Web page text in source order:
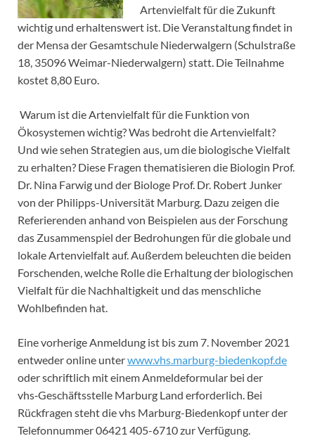
Artenvielfalt für die Zukunft
wichtig und erhaltenswert ist. Die Veranstaltung findet in
der Mensa der Gesamtschule Niederwalgern (Schulstraße
18, 35096 Weimar-Niederwalgern) statt. Die Teilnahme
kostet 8,80 Euro.
Warum ist die Artenvielfalt für die Funktion von
Ökosystemen wichtig? Was bedroht die Artenvielfalt?
Und wie sehen Strategien aus, um die biologische Vielfalt
zu erhalten? Diese Fragen thematisieren die Biologin Prof.
Dr. Nina Farwig und der Biologe Prof. Dr. Robert Junker
von der Philipps-Universität Marburg. Dazu zeigen die
Referierenden anhand von Beispielen aus der Forschung
das Zusammenspiel der Bedrohungen für die globale und
lokale Artenvielfalt auf. Außerdem beleuchten die beiden
Forschenden, welche Rolle die Erhaltung der biologischen
Vielfalt für die Nachhaltigkeit und das menschliche
Wohlbefinden hat.
Eine vorherige Anmeldung ist bis zum 7. November 2021
entweder online unterwww.vhs.marburg-biedenkopf.de
oder schriftlich mit einem Anmeldeformular bei der
vhs‑Geschäftsstelle Marburg Land erforderlich. Bei
Rückfragen steht die vhs Marburg-Biedenkopf unter der
Telefonnummer 06421 405-6710 zur Verfügung.